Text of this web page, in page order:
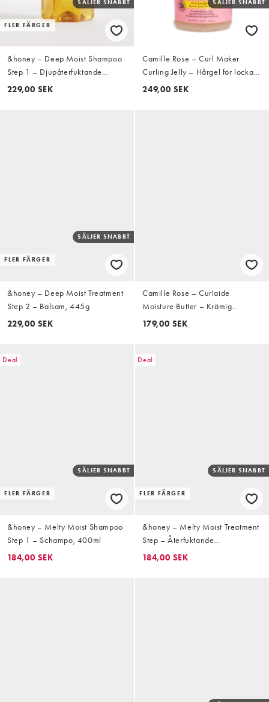
FLER FÄRGER
SÄLJER SNABBT
&honey – Deep Moist Shampoo
Step 1 – Djupåterfuktande
schampo, 440ml
229,00 SEK
SÄLJER SNABBT
Camille Rose – Curl Maker
Curling Jelly – Hårgel för lockar
355ml
249,00 SEK
FLER FÄRGER
SÄLJER SNABBT
&honey – Deep Moist Treatment
Step 2 – Balsam, 445g
229,00 SEK
Camille Rose – Curlaide
Moisture Butter – Krämig
hårkräm för lockar 240ml
179,00 SEK
Deal
FLER FÄRGER
SÄLJER SNABBT
&honey – Melty Moist Shampoo
Step 1 – Schampo, 400ml
184,00 SEK
Deal
FLER FÄRGER
SÄLJER SNABBT
&honey – Melty Moist Treatment
Step – Återfuktande
ansiktsbehandling steg 2, 445g
184,00 SEK